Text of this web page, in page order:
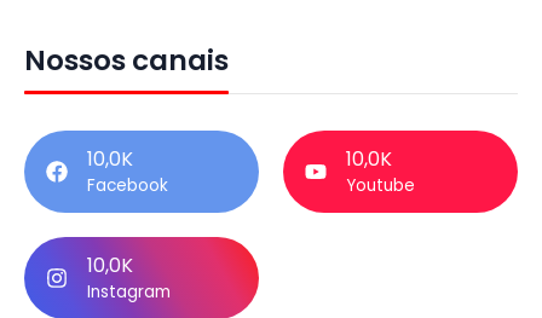
Nossos canais
10,0K
Facebook
10,0K
Youtube
10,0K
Instagram